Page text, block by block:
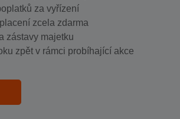
za vyřízení
zcela zdarma
zástavy majetku
zpět v rámci probíhající akce